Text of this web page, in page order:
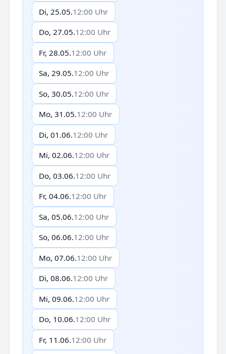
Di, 25.05.12:00 Uhr
Do, 27.05.12:00 Uhr
Fr, 28.05.12:00 Uhr
Sa, 29.05.12:00 Uhr
So, 30.05.12:00 Uhr
Mo, 31.05.12:00 Uhr
Di, 01.06.12:00 Uhr
Mi, 02.06.12:00 Uhr
Do, 03.06.12:00 Uhr
Fr, 04.06.12:00 Uhr
Sa, 05.06.12:00 Uhr
So, 06.06.12:00 Uhr
Mo, 07.06.12:00 Uhr
Di, 08.06.12:00 Uhr
Mi, 09.06.12:00 Uhr
Do, 10.06.12:00 Uhr
Fr, 11.06.12:00 Uhr